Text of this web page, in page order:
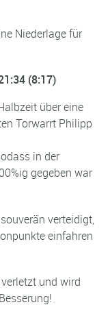
Niederlage für
(8:17)
über eine
Torwarrt Philipp
in der
gegeben war
verteidigt,
einfahren
und wird